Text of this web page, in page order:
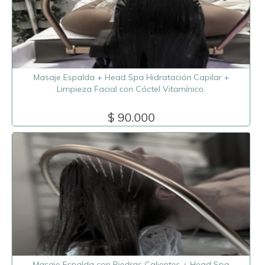
Masaje Espalda + Head Spa Hidratación Capilar +
Limpieza Facial con Cóctel Vitamínico.
$ 90.000